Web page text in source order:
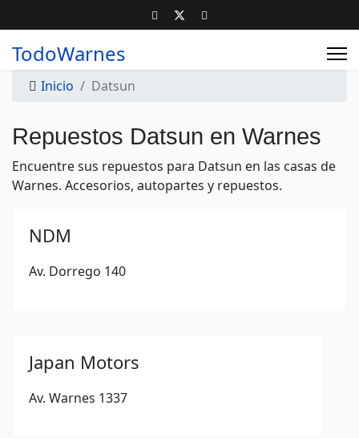
TodoWarnes
Inicio Datsun
Repuestos Datsun en Warnes
Encuentre sus repuestos para Datsun en las casas de
Warnes. Accesorios, autopartes y repuestos.
NDM
Av. Dorrego 140
Japan Motors
Av. Warnes 1337